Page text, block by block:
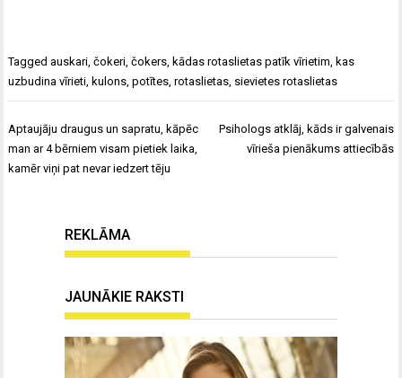
Taggedauskari,čokeri,čokers, kādas rotaslietas patīk vīrietim, kas
uzbudina vīrieti, kulons,potītes,rotaslietas, sievietes rotaslietas
Ziņu
izvēlne
Aptaujāju draugus un sapratu, kāpēc
man ar 4 bērniem visam pietiek laika,
kamēr viņi pat nevar iedzert tēju
Psihologs atklāj, kāds ir galvenais
vīrieša pienākums attiecībās
REKLĀMA
JAUNĀKIE RAKSTI